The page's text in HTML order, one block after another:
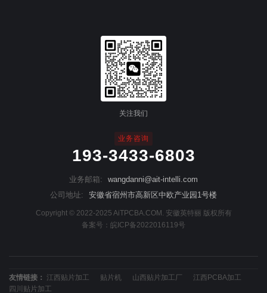
业务咨询
193-3433-6803
业务邮箱:
wangdanni@ait-intelli.com
公司地址:
安徽省宿州市高新区中欧产业园1号楼
Copyright © 2022-2025 AiTPCBA.COM. 安徽英特丽 版权所有
备案号： 皖ICP备2022016119号
关注我们
友情链接： 江西贴片加工 贴片机 山西贴片加工厂
江西PCBA加工
四川贴片加工